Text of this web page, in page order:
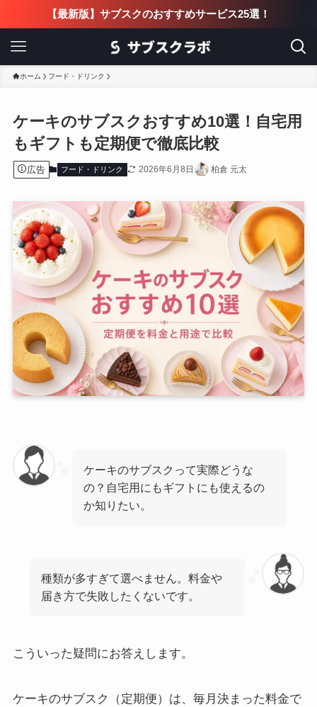
【最新版】サブスクのおすすめサービス25選！
ホーム フード・ドリンク
ケーキのサブスクおすすめ10選！自宅用
もギフトも定期便で徹底比較
広告 フード・ドリンク 2026年6月8日 柏倉 元太
ケーキのサブスクって実際どうな
の？自宅用にもギフトにも使えるの
か知りたい。
種類が多すぎて選べません。料金や
届き方で失敗したくないです。
こういった疑問にお答えします。
ケーキのサブスク（定期便）は、毎月決まった料金で